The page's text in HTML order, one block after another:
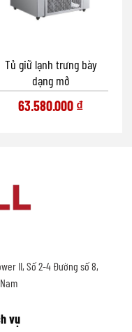
Tủ giữ lạnh trưng bày
dạng mở
63.580.000 ₫
II, Số 2-4 Đường số 8,
vụ